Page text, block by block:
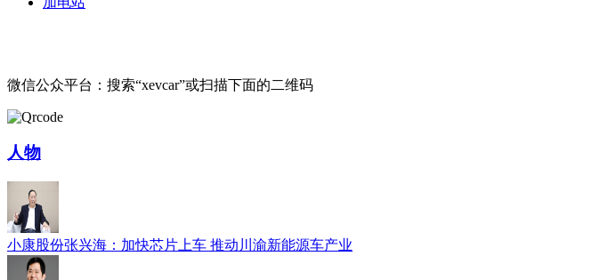
微信公众平台：搜索“xevcar”或扫描下面的二维码
人物
小康股份张兴海：加快芯片上车 推动川渝新能源车产业